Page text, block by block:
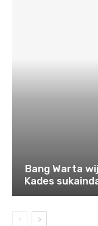
Bang Warta
Kades